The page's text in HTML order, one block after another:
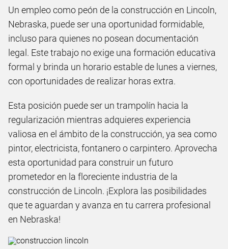
Un empleo como peón de la construcción en Lincoln,
Nebraska, puede ser una oportunidad formidable,
incluso para quienes no posean documentación
legal. Este trabajo no exige una formación educativa
formal y brinda un horario estable de lunes a viernes,
con oportunidades de realizar horas extra.
Esta posición puede ser un trampolín hacia la
regularización mientras adquieres experiencia
valiosa en el ámbito de la construcción, ya sea como
pintor, electricista, fontanero o carpintero. Aprovecha
esta oportunidad para construir un futuro
prometedor en la floreciente industria de la
construcción de Lincoln. ¡Explora las posibilidades
que te aguardan y avanza en tu carrera profesional
en Nebraska!